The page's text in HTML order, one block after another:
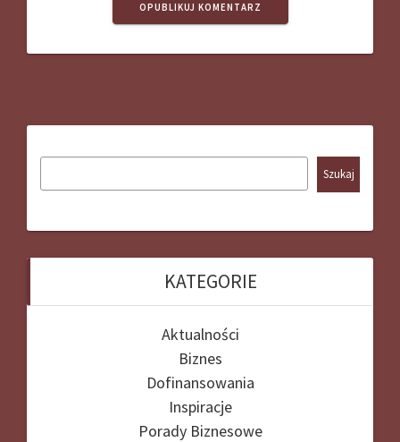
Szukaj
KATEGORIE
Aktualności
Biznes
Dofinansowania
Inspiracje
Porady Biznesowe